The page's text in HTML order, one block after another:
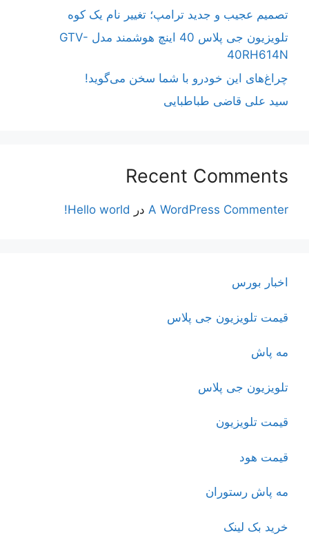
تصمیم عجیب و جدید ترامپ؛ تغییر نام یک کوه
تلویزیون جی پلاس 40 اینچ هوشمند مدل GTV-
40RH614N
چراغ‌های این خودرو با شما سخن می‌گوید!
سید علی قاضی طباطبایی
Recent Comments
A WordPress Commenter در Hello world!
اخبار بورس
قیمت تلویزیون جی پلاس
مه پاش
تلویزیون جی پلاس
قیمت تلویزیون
قیمت هود
مه پاش رستوران
خرید بک لینک